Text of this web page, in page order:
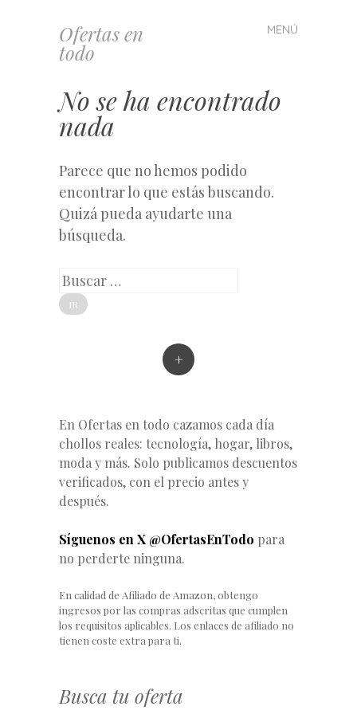
Ofertas en
todo
MENÚ
Saltar
al
No se ha encontrado
nada
Parece que no hemos podido
encontrar lo que estás buscando.
Quizá pueda ayudarte una
búsqueda.
Buscar
+
En Ofertas en todo cazamos cada día
chollos reales: tecnología, hogar, libros,
moda y más. Solo publicamos descuentos
verificados, con el precio antes y
después.
Síguenos en X @OfertasEnTodo para
no perderte ninguna.
En calidad de Afiliado de Amazon, obtengo
ingresos por las compras adscritas que cumplen
los requisitos aplicables. Los enlaces de afiliado no
tienen coste extra para ti.
Busca tu oferta